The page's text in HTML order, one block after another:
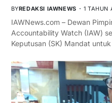
BYREDAKSI IAWNEWS 1 TAHUN
IAWNews.com – Dewan
Accountability Watch (IAW)
Keputusan (SK) Mandat